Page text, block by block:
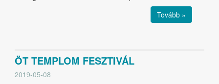
Tovább »
ÖT TEMPLOM FESZTIVÁL
2019-05-08